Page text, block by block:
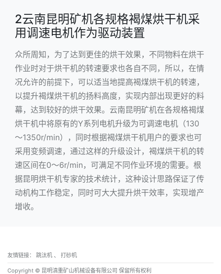
2云南昆明矿机各规格褐煤烘干机采
用调速电机作为驱动装置
众所周知，为了达到更佳的烘干效果，不同物料在烘干
作业时对于烘干机的转速要求也各自不同，所以，在情
况允许的前提下，可以适当地提高褐煤烘干机的转速，
以提升褐煤烘干机的扬料高度，实现内部出现更好的料
幕，达到较好的烘干效果。云南昆明矿机在各规格褐煤
烘干机中将原有的Y系列电机升级为可调速电机（130
～1350r/min），同时根据褐煤烘干机用户的要求也可
采用变频调速，通过这样的升级设计，褐煤烘干机的转
速区间在0～6r/min，可满足不同作业环境的需要。根
据昆明烘干机专家的技术统计，这种设计思路保证了传
动机构工作稳定，同时可大大提升烘干效率，实现增产
增收。
友情链接： 跳汰机 、 打砂机
Copyright © 昆明滇重矿山机械设备有限公司 保留所有权利